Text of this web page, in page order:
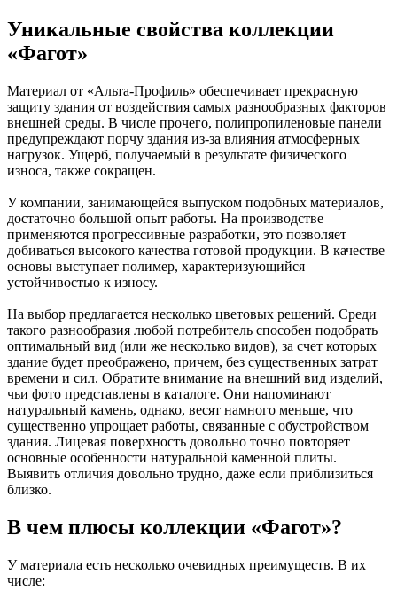
Уникальные свойства коллекции
«Фагот»
Материал от «Альта-Профиль» обеспечивает прекрасную
защиту здания от воздействия самых разнообразных факторов
внешней среды. В числе прочего, полипропиленовые панели
предупреждают порчу здания из-за влияния атмосферных
нагрузок. Ущерб, получаемый в результате физического
износа, также сокращен.
У компании, занимающейся выпуском подобных материалов,
достаточно большой опыт работы. На производстве
применяются прогрессивные разработки, это позволяет
добиваться высокого качества готовой продукции. В качестве
основы выступает полимер, характеризующийся
устойчивостью к износу.
На выбор предлагается несколько цветовых решений. Среди
такого разнообразия любой потребитель способен подобрать
оптимальный вид (или же несколько видов), за счет которых
здание будет преображено, причем, без существенных затрат
времени и сил. Обратите внимание на внешний вид изделий,
чьи фото представлены в каталоге. Они напоминают
натуральный камень, однако, весят намного меньше, что
существенно упрощает работы, связанные с обустройством
здания. Лицевая поверхность довольно точно повторяет
основные особенности натуральной каменной плиты.
Выявить отличия довольно трудно, даже если приблизиться
близко.
В чем плюсы коллекции «Фагот»?
У материала есть несколько очевидных преимуществ. В их
числе: